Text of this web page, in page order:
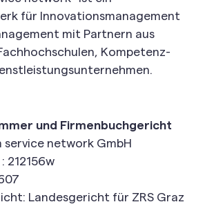
für Innovationsmanagement
mit Partnern aus
Kompetenz-
und Firmenbuchgericht
service network GmbH
212156w
Landesgericht für ZRS Graz